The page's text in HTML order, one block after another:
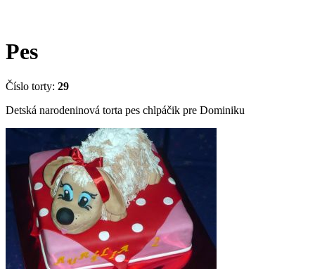
Pes
Číslo torty: 29
Detská narodeninová torta pes chlpáčik pre Dominiku